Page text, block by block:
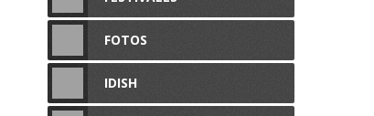
FOTOS
IDISH